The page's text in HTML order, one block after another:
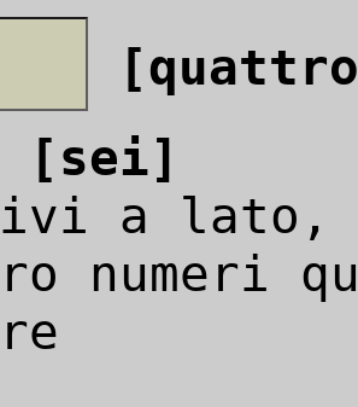
[sei]
a
numeri